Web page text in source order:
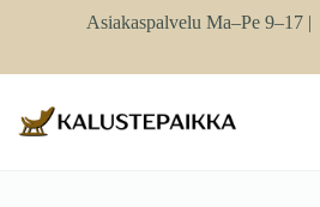
Asiakaspalvelu Ma–Pe 9–17 |